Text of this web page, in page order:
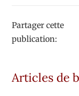
Partager cette
publication:
Articles de